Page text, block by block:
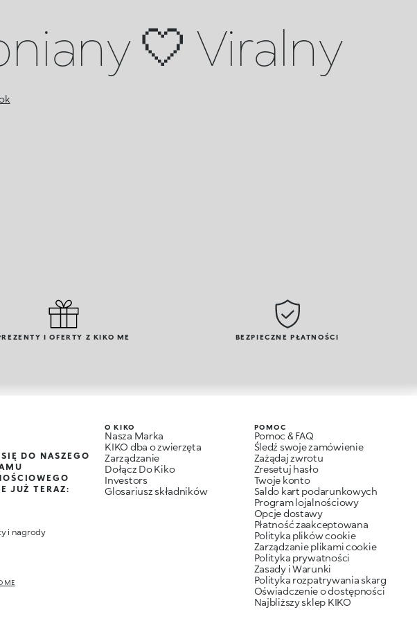
🤍 Viralny
I OFERTY Z KIKO ME BEZPIECZNE PŁATNOŚCI
DO NASZEGO
JUŻ TERAZ:
i nagrody
ME
O KIKO
Nasza Marka
KIKO dba o zwierzęta
Zarządzanie
Dołącz Do Kiko
Investors
Glosariusz składników
POMOC
Pomoc & FAQ
Śledź swoje zamówienie
Zażądaj zwrotu
Zresetuj hasło
Twoje konto
Saldo kart podarunkowych
Program lojalnościowy
Opcje dostawy
Płatność zaakceptowana
Polityka plików cookie
Zarządzanie plikami cookie
Polityka prywatności
Zasady i Warunki
Polityka rozpatrywania skarg
Oświadczenie o dostępności
Najbliższy sklep KIKO